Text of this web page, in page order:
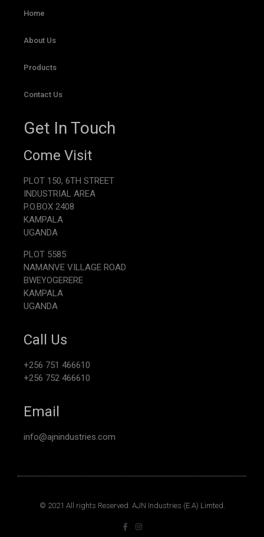
Home
About Us
Products
Contact Us
Get In Touch
Come Visit
PLOT 150, 6TH STREET
INDUSTRIAL AREA
P.O.BOX 2408
KAMPALA
UGANDA
PLOT 5585
NAMANVE VILLAGE ROAD
BWEYOGERERE
KAMPALA
UGANDA
Call Us
+256 751 466610
+256 752 466610
Email
info@ajnindustries.com
© 2021 All rights Reserved. AJN Industries (E.A) Limted.